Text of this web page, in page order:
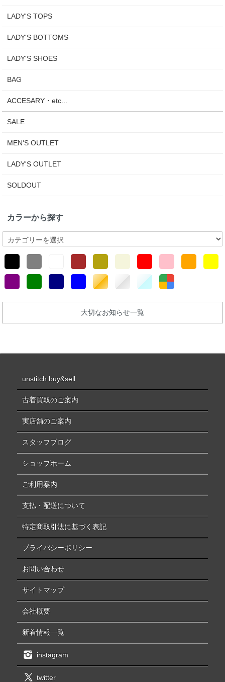
LADY'S TOPS
LADY'S BOTTOMS
LADY'S SHOES
BAG
ACCESARY・etc...
SALE
MEN'S OUTLET
LADY'S OUTLET
SOLDOUT
カラーから探す
大切なお知らせ一覧
unstitch buy&sell
古着買取のご案内
実店舗のご案内
スタッフブログ
ショップホーム
ご利用案内
支払・配送について
特定商取引法に基づく表記
プライバシーポリシー
お問い合わせ
サイトマップ
会社概要
新着情報一覧
instagram
twitter